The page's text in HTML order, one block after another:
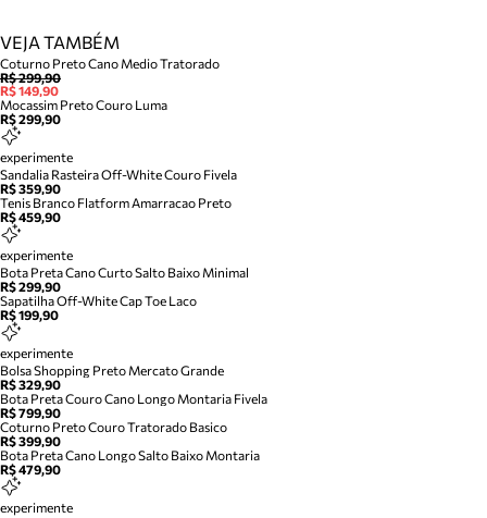
VEJA TAMBÉM
Coturno Preto Cano Medio Tratorado
R$ 299,90
R$ 149,90
Mocassim Preto Couro Luma
R$ 299,90
experimente
Sandalia Rasteira Off-White Couro Fivela
R$ 359,90
Tenis Branco Flatform Amarracao Preto
R$ 459,90
experimente
Bota Preta Cano Curto Salto Baixo Minimal
R$ 299,90
Sapatilha Off-White Cap Toe Laco
R$ 199,90
experimente
Bolsa Shopping Preto Mercato Grande
R$ 329,90
Bota Preta Couro Cano Longo Montaria Fivela
R$ 799,90
Coturno Preto Couro Tratorado Basico
R$ 399,90
Bota Preta Cano Longo Salto Baixo Montaria
R$ 479,90
experimente